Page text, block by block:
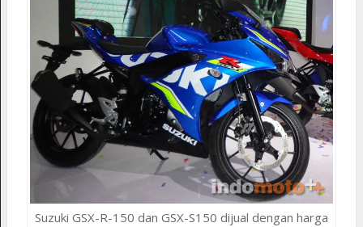
Suzuki GSX-R-150 dan GSX-S150 dijual dengan harga